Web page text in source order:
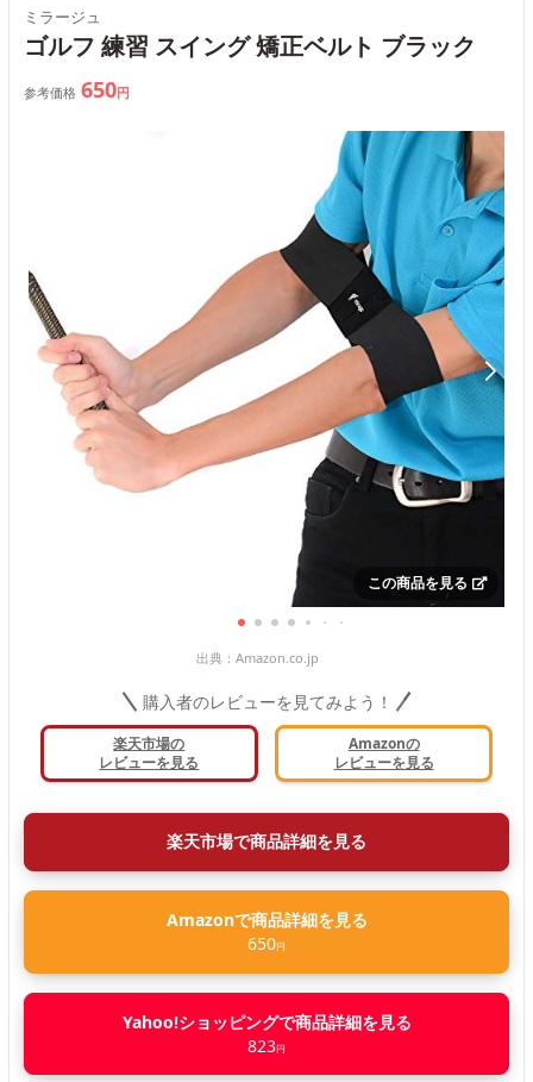
ミラージュ
ゴルフ 練習 スイング 矯正ベルト ブラック
参考価格 650円
この商品を見る
出典： Amazon.co.jp
購入者のレビューを見てみよう！
楽天市場の
レビューを見る
Amazonの
レビューを見る
楽天市場で商品詳細を見る
Amazonで商品詳細を見る
650円
Yahoo!ショッピングで商品詳細を見る
823円